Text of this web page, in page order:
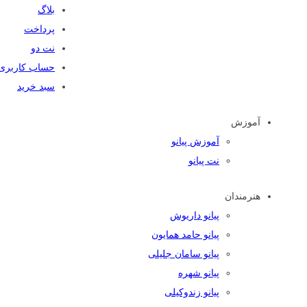
بلاگ
پرداخت
نت دو
حساب
سبد خرید
آموزش
آموزش پیانو
نت پیانو
هنرمندان
پیانو داریوش
پیانو حامد همایون
پیانو سامان جلیلی
پیانو شهره
پیانو زندوکیلی